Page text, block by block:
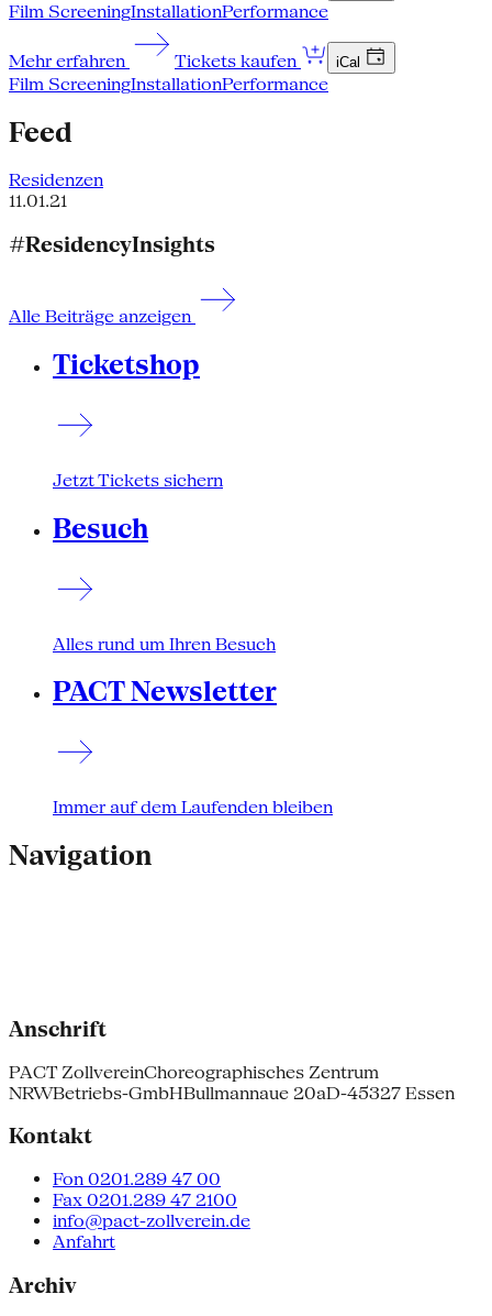
Film ScreeningInstallationPerformance
Mehr erfahren Tickets kaufen iCal
Film ScreeningInstallationPerformance
Feed
Residenzen
11.01.21
#ResidencyInsights
Alle Beiträge anzeigen
Ticketshop
Jetzt Tickets sichern
Besuch
Alles rund um Ihren Besuch
PACT Newsletter
Immer auf dem Laufenden bleiben
Navigation
Anschrift
PACT ZollvereinChoreographisches Zentrum
NRWBetriebs-GmbHBullmannaue 20aD-45327 Essen
Kontakt
Fon 0201.289 47 00
Fax 0201.289 47 2100
info@pact-zollverein.de
Anfahrt
Archiv